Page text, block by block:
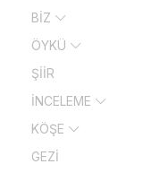
BİZ
ÖYKÜ
ŞİİR
İNCELEME
KÖŞE
GEZİ